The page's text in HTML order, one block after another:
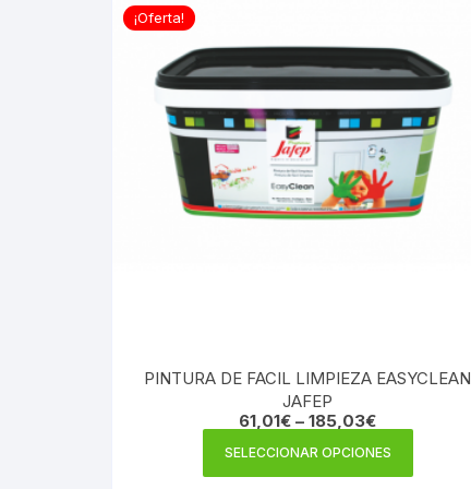
¡Oferta!
PINTURA DE FACIL LIMPIEZA EASYCLEAN
JAFEP
61,01€ – 185,03€
SELECCIONAR OPCIONES